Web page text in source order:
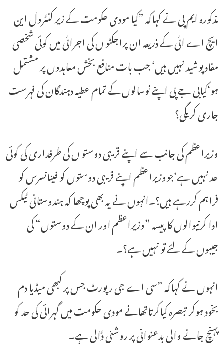
مذکورہ ایم پی نے کہاکہ ”کیا مودی حکومت کے زیر کنٹرول این
ایچ اے ائی کے ذریعہ ان پراجکٹو ں کی اجرائی میں کوئی شخصی
مفاد پوشید نہیں ہیں‘ جب بات منافع بخش معاہدوں پر مشتمل
ہو‘کیابی جے پی اپنے نوسالوں کے تمام عطیہ دہندگان کی فہرست
جاری کریگی؟
وزیراعظم کی جانب سے اپنے قریبی دوستو ں کی طرفداری کی کوئی
حد نہیں ہے‘جووزیراعظم اپنے قریبی دوستوں کو فینانسرس کو
فراہم کررہے ہیں؟۔انہوں نے یہ بھی پوچھا کہ ہندوستانی ٹیکس
ادا کرنیوالوں کا پیسہ ”وزیراعظم اور ان کے دوستوں“ کی
جیبوں کے لئے تو نہیں ہے؟۔
انہوں نے کہاکہ ”سی اے جی رپورٹ جس پر کبھی میڈیا دم
بخود ہوکر تبصرہ کیاکرتاتھانے مودی حکومت میں گہرائی کی حد کو
پہنچ جانے والی بدعنوانی پر روشنی ڈالی ہے۔